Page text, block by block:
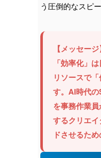
う圧倒的なスピ
【メッセージ
「効率化」
リソースで
す。AI時代
を事務作業
するクリエ
ドさせるため